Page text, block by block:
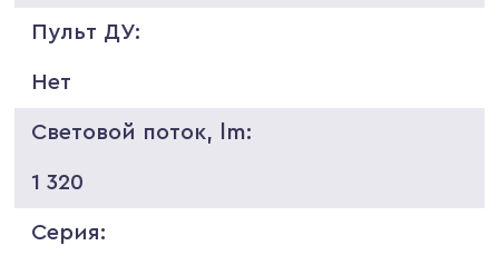
Пульт ДУ:
Нет
Световой поток, lm:
1 320
Серия: